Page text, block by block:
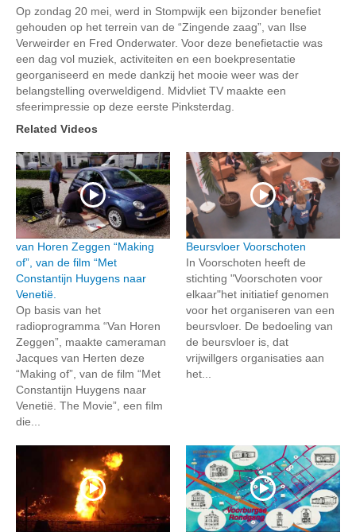
Op zondag 20 mei, werd in Stompwijk een bijzonder benefiet
gehouden op het terrein van de “Zingende zaag”, van Ilse
Verweirder en Fred Onderwater. Voor deze benefietactie was
een dag vol muziek, activiteiten en een boekpresentatie
georganiseerd en mede dankzij het mooie weer was der
belangstelling overweldigend. Midvliet TV maakte een
sfeerimpressie op deze eerste Pinksterdag.
Related Videos
van Horen Zeggen “Making
of”, van de film “Met
Constantijn Huygens naar
Venetië.
Op basis van het
radioprogramma “Van Horen
Zeggen”, maakte cameraman
Jacques van Herten deze
“Making of”, van de film “Met
Constantijn Huygens naar
Venetië. The Movie”, een film
die...
Beursvloer Voorschoten
In Voorschoten heeft de
stichting "Voorschoten voor
elkaar"het initiatief genomen
voor het organiseren van een
beursvloer. De bedoeling van
de beursvloer is, dat
vrijwillgers organisaties aan
het...